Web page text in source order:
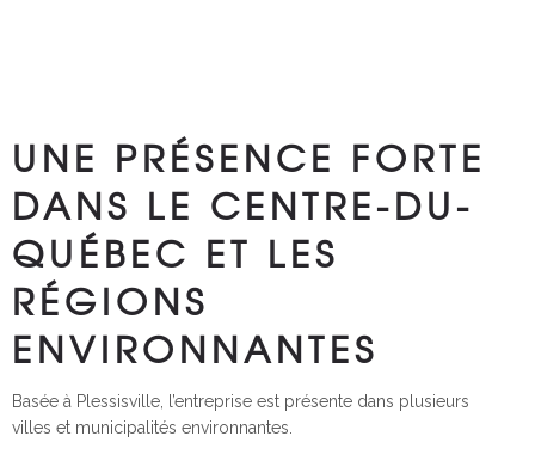
UNE PRÉSENCE FORTE
DANS LE CENTRE-DU-
QUÉBEC ET LES
RÉGIONS
ENVIRONNANTES
Basée à Plessisville, l’entreprise est présente dans plusieurs
villes et municipalités environnantes.